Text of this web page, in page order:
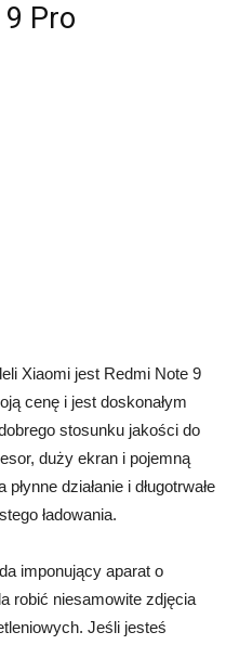
Pro
Xiaomi jest Redmi Note 9
cenę i jest doskonałym
stosunku jakości do
duży ekran i pojemną
działanie i długotrwałe
ładowania.
imponujący aparat o
robić niesamowite zdjęcia
Jeśli jesteś